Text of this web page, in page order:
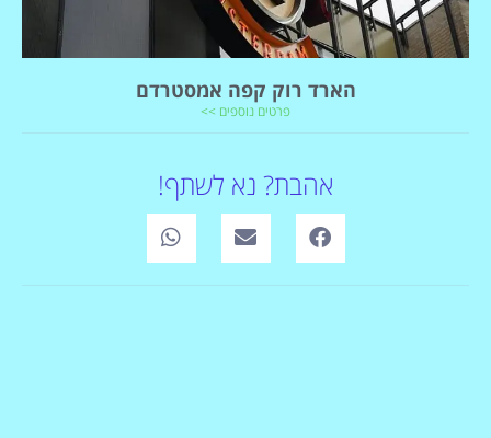
הארד רוק קפה אמסטרדם
פרטים נוספים >>
אהבת? נא לשתף!